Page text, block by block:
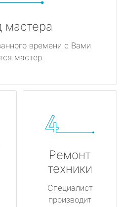
мастера
времени с Вами
мастер.
Ремонт
техники
Специалист
производит